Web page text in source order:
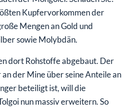
Kupfervorkommen der
Mengen an Gold und
sowie Molybdän.
dort Rohstoffe abgebaut. Der
der Mine über seine Anteile an
beteiligt ist, will die
nun massiv erweitern. So